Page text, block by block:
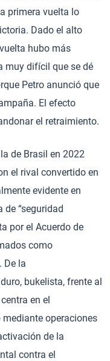
primera vuelta lo
Dado el alto
hubo más
muy difícil que se dé
Petro anunció que
El efecto
el retraimiento.
de Brasil en 2022
el rival convertido en
evidente en
de “seguridad
por el Acuerdo de
como
De la
bukelista, frente al
en el
operaciones
de la
contra el